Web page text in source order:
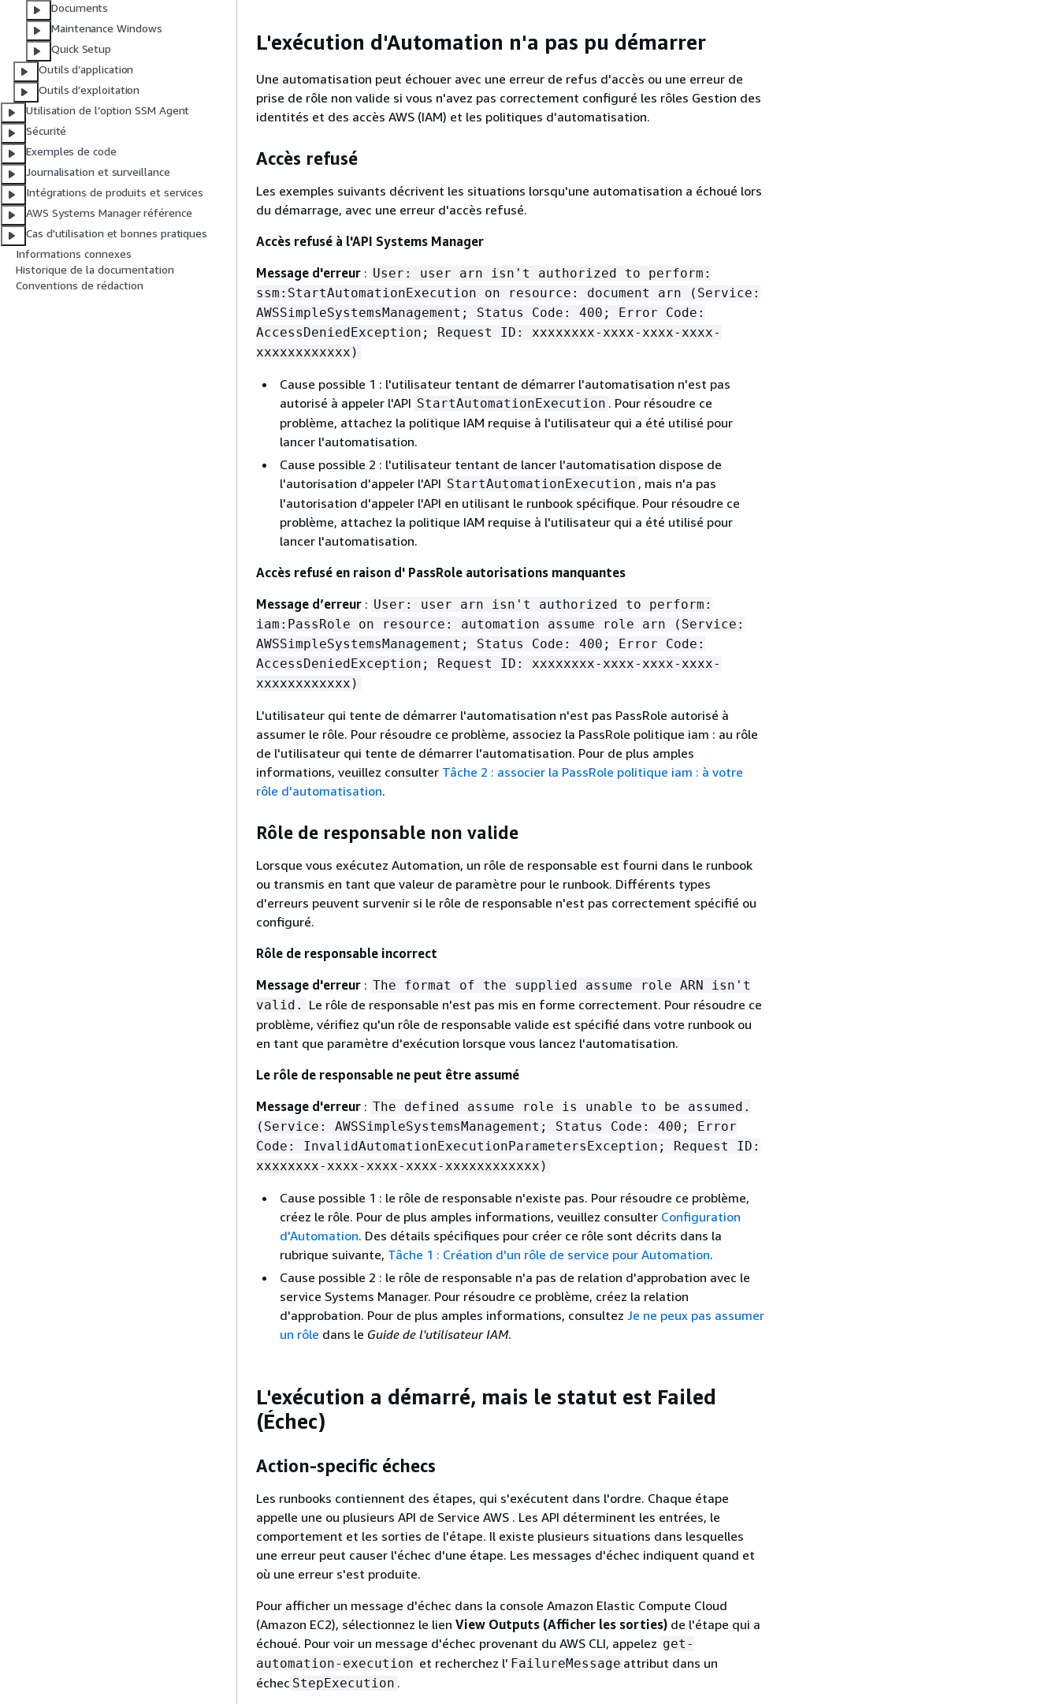
Documents
Maintenance Windows
Quick Setup
Outils d’application
Outils d’exploitation
Utilisation de l’option SSM Agent
Sécurité
Exemples de code
Journalisation et surveillance
Intégrations de produits et services
AWS Systems Manager référence
Cas d'utilisation et bonnes pratiques
Informations connexes
Historique de la documentation
Conventions de rédaction
L'exécution d'Automation n'a pas pu démarrer
Une automatisation peut échouer avec une erreur de refus d'accès ou une erreur de
prise de rôle non valide si vous n'avez pas correctement configuré les rôles Gestion des
identités et des accès AWS (IAM) et les politiques d'automatisation.
Accès refusé
Les exemples suivants décrivent les situations lorsqu'une automatisation a échoué lors
du démarrage, avec une erreur d'accès refusé.
Accès refusé à l'API Systems Manager
Message d'erreur : User: user arn isn't authorized to perform:
ssm:StartAutomationExecution on resource: document arn (Service:
AWSSimpleSystemsManagement; Status Code: 400; Error Code:
AccessDeniedException; Request ID: xxxxxxxx-xxxx-xxxx-xxxx-
xxxxxxxxxxxx)
Cause possible 1 : l'utilisateur tentant de démarrer l'automatisation n'est pas
autorisé à appeler l'API StartAutomationExecution . Pour résoudre ce
problème, attachez la politique IAM requise à l'utilisateur qui a été utilisé pour
lancer l'automatisation.
Cause possible 2 : l'utilisateur tentant de lancer l'automatisation dispose de
l'autorisation d'appeler l'API StartAutomationExecution , mais n'a pas
l'autorisation d'appeler l'API en utilisant le runbook spécifique. Pour résoudre ce
problème, attachez la politique IAM requise à l'utilisateur qui a été utilisé pour
lancer l'automatisation.
Accès refusé en raison d' PassRole autorisations manquantes
Message d’erreur : User: user arn isn't authorized to perform:
iam:PassRole on resource: automation assume role arn (Service:
AWSSimpleSystemsManagement; Status Code: 400; Error Code:
AccessDeniedException; Request ID: xxxxxxxx-xxxx-xxxx-xxxx-
xxxxxxxxxxxx)
L'utilisateur qui tente de démarrer l'automatisation n'est pas PassRole autorisé à
assumer le rôle. Pour résoudre ce problème, associez la PassRole politique iam : au rôle
de l'utilisateur qui tente de démarrer l'automatisation. Pour de plus amples
informations, veuillez consulter Tâche 2 : associer la PassRole politique iam : à votre
rôle d'automatisation.
Rôle de responsable non valide
Lorsque vous exécutez Automation, un rôle de responsable est fourni dans le runbook
ou transmis en tant que valeur de paramètre pour le runbook. Différents types
d'erreurs peuvent survenir si le rôle de responsable n'est pas correctement spécifié ou
configuré.
Rôle de responsable incorrect
Message d'erreur : The format of the supplied assume role ARN isn't
valid.
Le rôle de responsable n'est pas mis en forme correctement. Pour résoudre ce
problème, vérifiez qu'un rôle de responsable valide est spécifié dans votre runbook ou
en tant que paramètre d'exécution lorsque vous lancez l'automatisation.
Le rôle de responsable ne peut être assumé
Message d'erreur : The defined assume role is unable to be assumed.
(Service: AWSSimpleSystemsManagement; Status Code: 400; Error
Code: InvalidAutomationExecutionParametersException; Request ID:
xxxxxxxx-xxxx-xxxx-xxxx-xxxxxxxxxxxx)
Cause possible 1 : le rôle de responsable n'existe pas. Pour résoudre ce problème,
créez le rôle. Pour de plus amples informations, veuillez consulter Configuration
d'Automation. Des détails spécifiques pour créer ce rôle sont décrits dans la
rubrique suivante, Tâche 1 : Création d'un rôle de service pour Automation.
Cause possible 2 : le rôle de responsable n'a pas de relation d'approbation avec le
service Systems Manager. Pour résoudre ce problème, créez la relation
d'approbation. Pour de plus amples informations, consultez Je ne peux pas assumer
un rôle dans le Guide de l'utilisateur IAM.
L'exécution a démarré, mais le statut est Failed
(Échec)
Action-specific échecs
Les runbooks contiennent des étapes, qui s'exécutent dans l'ordre. Chaque étape
appelle une ou plusieurs API de Service AWS . Les API déterminent les entrées, le
comportement et les sorties de l'étape. Il existe plusieurs situations dans lesquelles
une erreur peut causer l'échec d'une étape. Les messages d'échec indiquent quand et
où une erreur s'est produite.
Pour afficher un message d'échec dans la console Amazon Elastic Compute Cloud
(Amazon EC2), sélectionnez le lien View Outputs (Afficher les sorties) de l'étape qui a
échoué. Pour voir un message d'échec provenant du AWS CLI, appelez get-
automation-execution et recherchez l' FailureMessage attribut dans un
échec StepExecution .